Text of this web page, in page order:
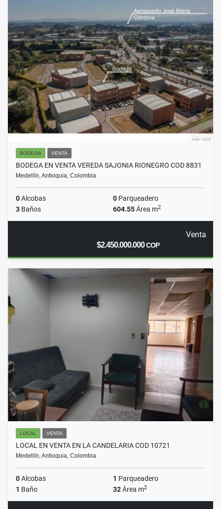
BODEGA VENTA
BODEGA EN VENTA VEREDA SAJONIA RIONEGRO COD 8831
Medellín, Antioquia, Colombia
0Alcobas 0 Parqueadero
3 Baños 604.55Área m2
Venta
$2.450.000.000COP
LOCAL VENTA
LOCAL EN VENTA EN LA CANDELARIA COD 10721
Medellín, Antioquia, Colombia
0Alcobas 1 Parqueadero
1 Baño 32Área m2